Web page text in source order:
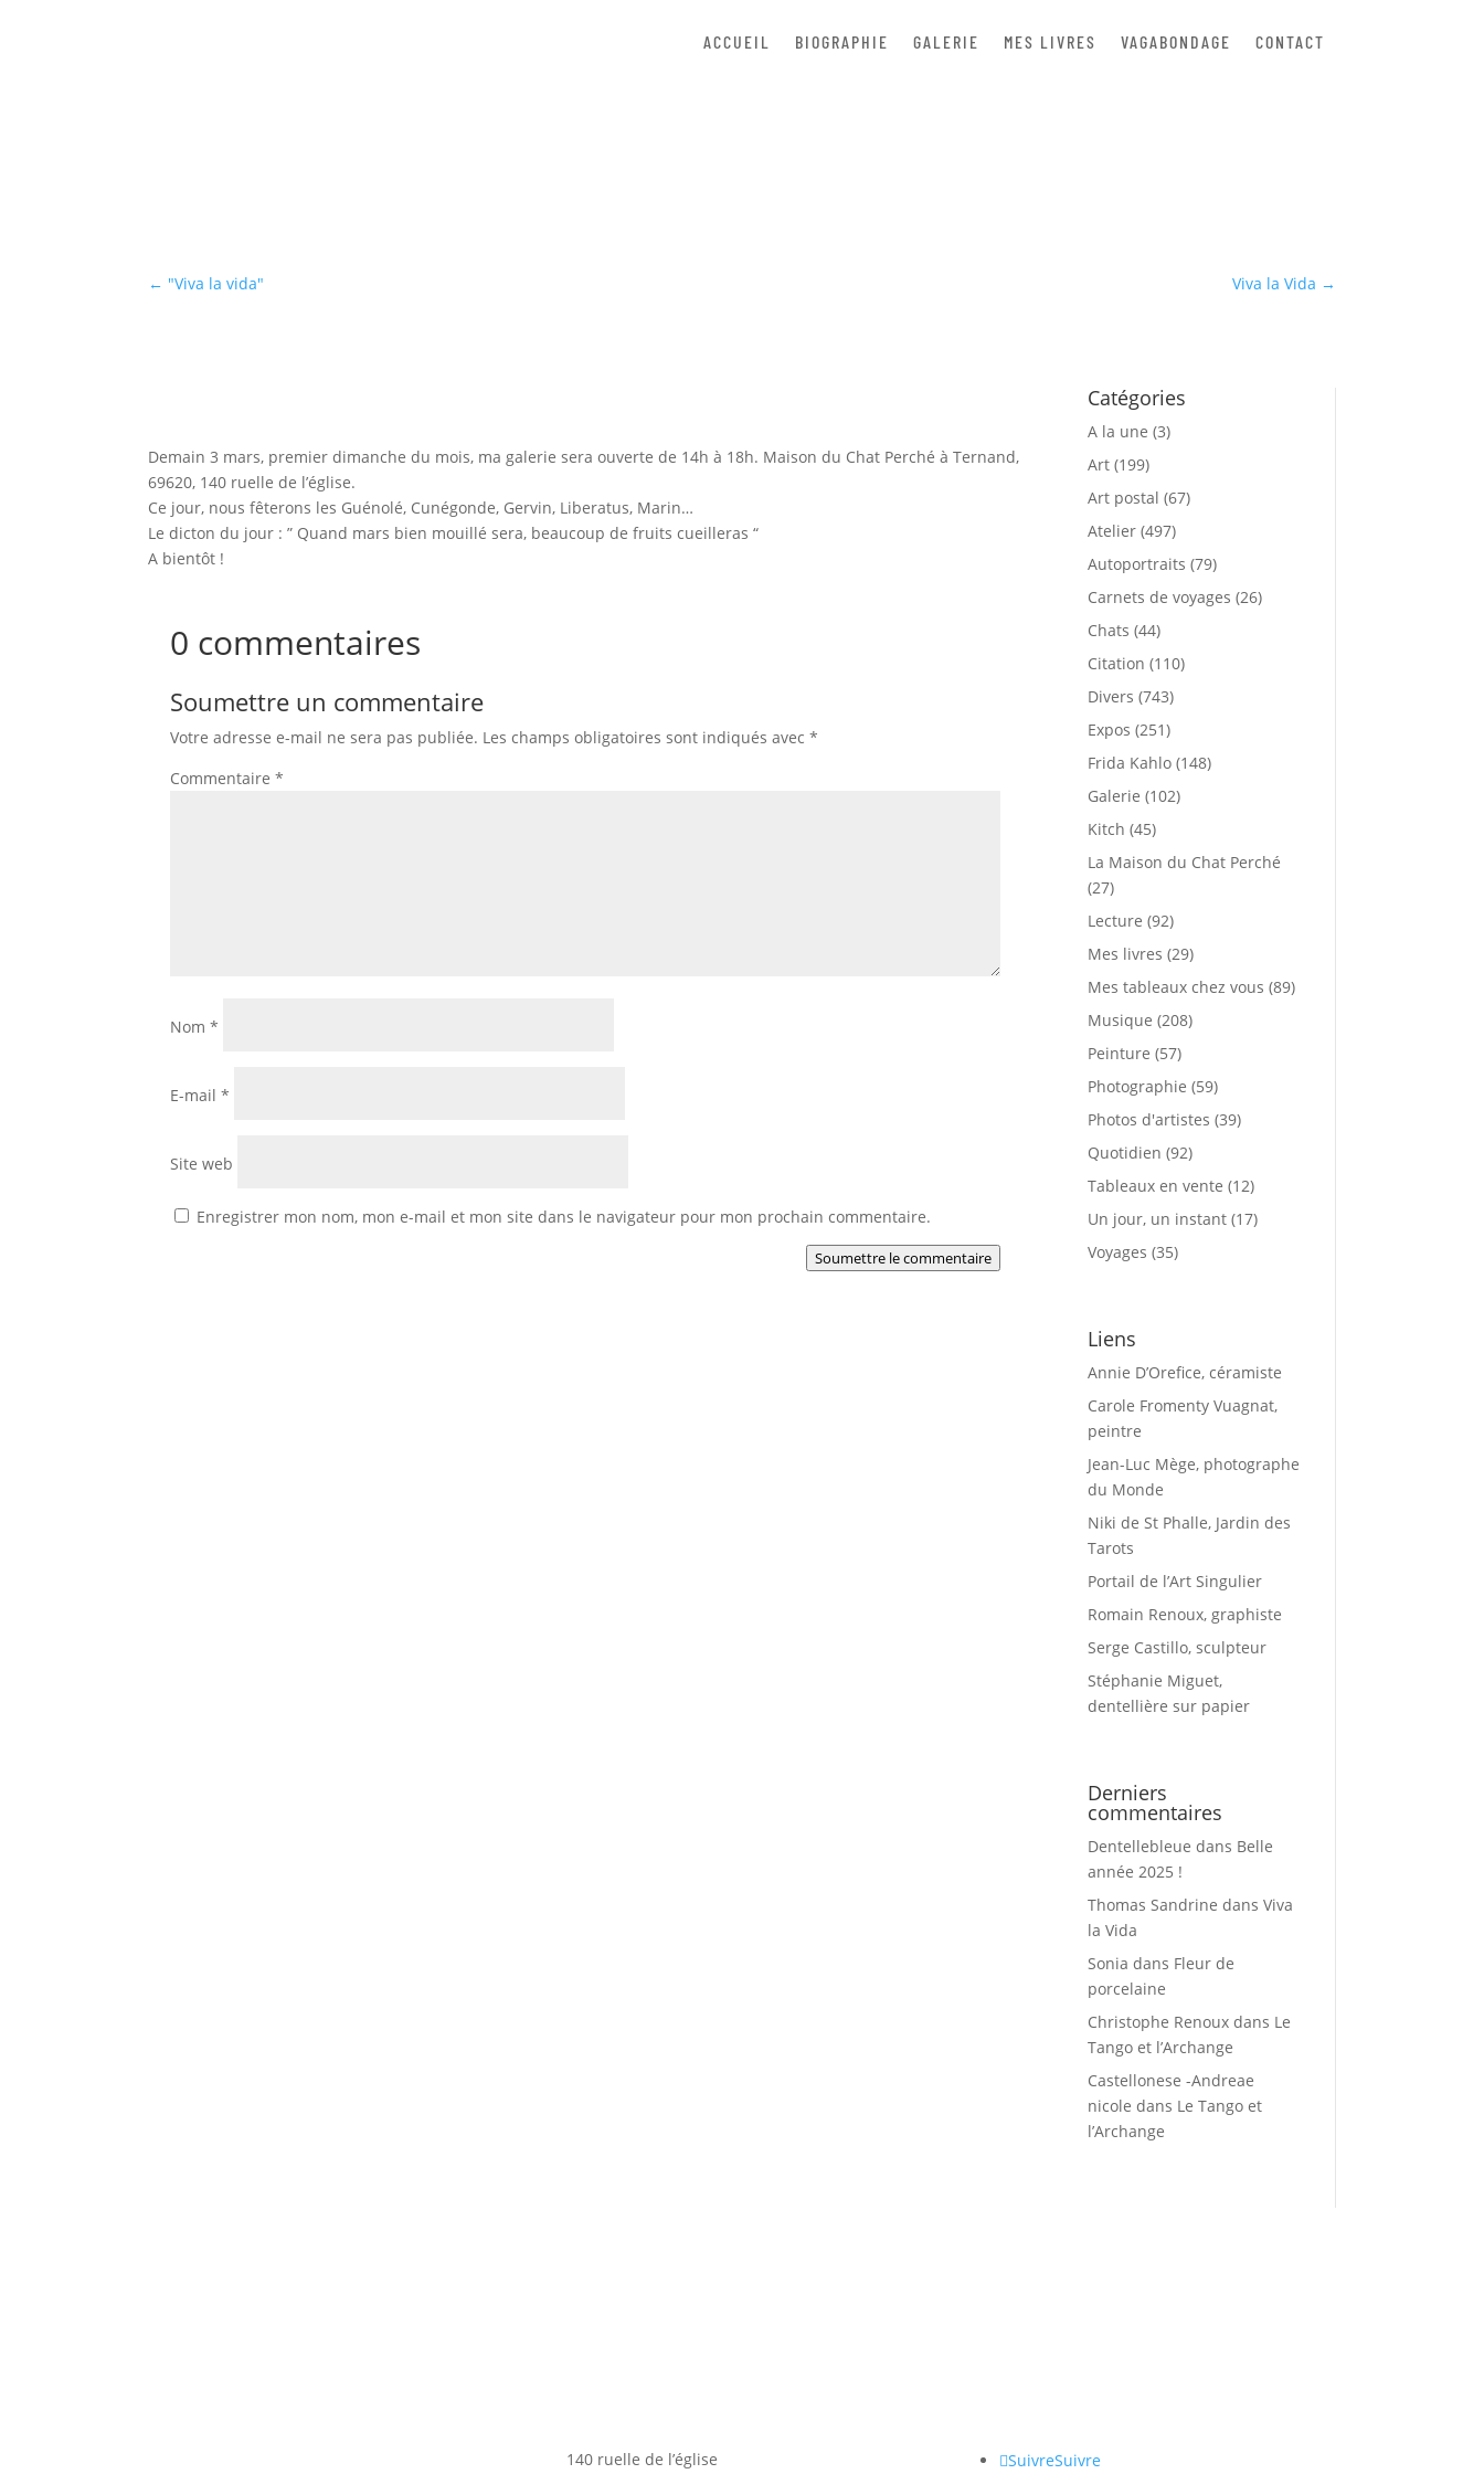
ACCUEIL BIOGRAPHIE GALERIE MES LIVRES VAGABONDAGE CONTACT
← "Viva la vida" Viva la Vida →
Demain 3 mars, premier dimanche du mois, ma galerie sera ouverte de 14h à 18h. Maison du Chat Perché à Ternand,
69620, 140 ruelle de l’église.
Ce jour, nous fêterons les Guénolé, Cunégonde, Gervin, Liberatus, Marin…
Le dicton du jour : ” Quand mars bien mouillé sera, beaucoup de fruits cueilleras “
A bientôt !
0 commentaires
Soumettre un commentaire
Votre adresse e-mail ne sera pas publiée. Les champs obligatoires sont indiqués avec*
Commentaire*
Nom*
E-mail*
Site web
Enregistrer mon nom, mon e-mail et mon site dans le navigateur pour mon prochain commentaire.
Soumettre le commentaire
Catégories
A la une (3)
Art (199)
Art postal (67)
Atelier (497)
Autoportraits (79)
Carnets de voyages (26)
Chats (44)
Citation (110)
Divers (743)
Expos (251)
Frida Kahlo (148)
Galerie (102)
Kitch (45)
La Maison du Chat Perché
(27)
Lecture (92)
Mes livres (29)
Mes tableaux chez vous (89)
Musique (208)
Peinture (57)
Photographie (59)
Photos d'artistes (39)
Quotidien (92)
Tableaux en vente (12)
Un jour, un instant (17)
Voyages (35)
Liens
Annie D’Orefice, céramiste
Carole Fromenty Vuagnat,
peintre
Jean-Luc Mège, photographe
du Monde
Niki de St Phalle, Jardin des
Tarots
Portail de l’Art Singulier
Romain Renoux, graphiste
Serge Castillo, sculpteur
Stéphanie Miguet,
dentellière sur papier
Derniers
commentaires
Dentellebleue dans Belle
année 2025 !
Thomas Sandrine dansViva
la Vida
Sonia dans Fleur de
porcelaine
Christophe Renoux dans Le
Tango et l’Archange
Castellonese -Andreae
nicole dans Le Tango et
l’Archange
140 ruelle de l’église
SuivreSuivre